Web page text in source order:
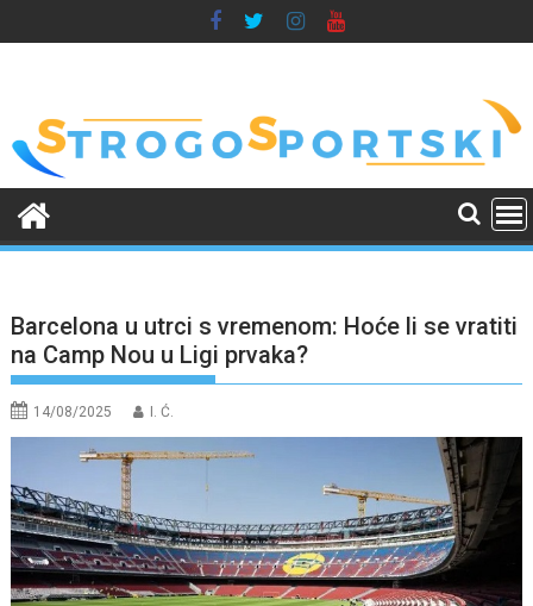
to
Barcelona u utrci s vremenom: Hoće li se vratiti
na Camp Nou u Ligi prvaka?
14/08/2025 I. Ć.